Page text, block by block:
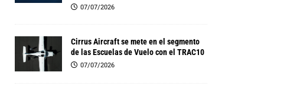
07/07/2026
Cirrus Aircraft se mete en el segmento
de las Escuelas de Vuelo con el TRAC10
07/07/2026